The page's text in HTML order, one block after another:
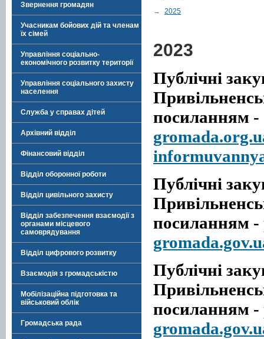
Звернення громадян
Учасникам бойових дій та членам
їх сімей
Управління соціально-
економічного розвитку території
Управління соціального захисту
населення
Служба у справах дітей
Архівний відділ
Фінансовий відділ
Відділ оборонної роботи
Відділ цивільного захисту
Відділ забезпечення взаємодії з
органами місцевого
самоврядування
Відділ цифрового розвитку
Взаємодія з громадськістю
Мобілізаційна підготовка та
військовий облік
Громадська рада
→ 2025
2023
Публічні
посиланням -
Публічні
посиланням -
Публічні
посиланням -